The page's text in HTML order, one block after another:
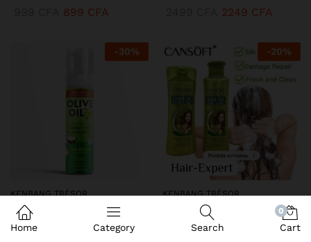
899 CFA 2249 CFA
-30%
KENBANG TRÉSOR
DEQROY Olive Oil Mousse
Coiffante – Hold & Shine
-20%
KENBANG TRÉSOR
Duo CANSoft Shampooing &
Après-shampooing à l’Huile
Home Category Search
0
Cart